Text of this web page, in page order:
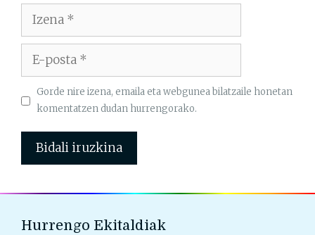
Izena
E-
posta
Gorde nire izena, emaila eta webgunea bilatzaile honetan
komentatzen dudan hurrengorako.
Hurrengo Ekitaldiak